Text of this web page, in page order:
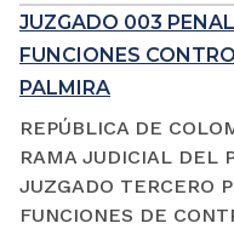
JUZGADO 003
FUNCIONES
PALMIRA
REPÚBLICA DE
RAMA JUDICIAL DEL
JUZGADO TERCERO
FUNCIONES DE